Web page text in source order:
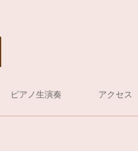
ピアノ生演奏 アクセス